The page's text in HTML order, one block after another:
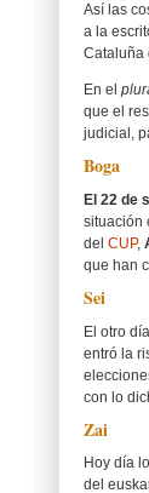
Así las
a la
Cataluña
En el
que el
judicial,
Boga
El 22 de
situación
del CUP,
que han
Sei
El otro día
entró la
con lo
Zai
Hoy día
del